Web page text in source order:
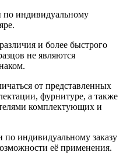
по индивидуальному
и более быстрого
не являются
от представленных
фурнитуре, а также
комплектующих и
индивидуальному заказу
её применения.